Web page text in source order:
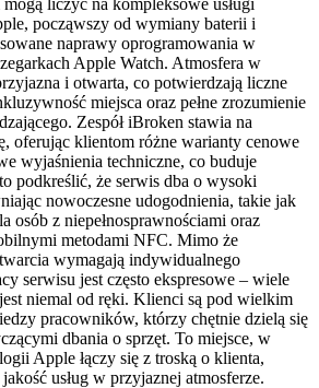
liczyć na kompleksowe usługi
począwszy od wymiany baterii i
naprawy oprogramowania w
Apple Watch. Atmosfera w
i otwarta, co potwierdzają liczne
miejsca oraz pełne zrozumienie
Zespół iBroken stawia na
oferując klientom różne warianty cenowe
wyjaśnienia techniczne, co buduje
podkreślić, że serwis dba o wysoki
nowoczesne udogodnienia, takie jak
osób z niepełnosprawnościami oraz
metodami NFC. Mimo że
wymagają indywidualnego
serwisu jest często ekspresowe – wiele
niemal od ręki. Klienci są pod wielkim
pracowników, którzy chętnie dzielą się
dbania o sprzęt. To miejsce, w
Apple łączy się z troską o klienta,
usług w przyjaznej atmosferze.